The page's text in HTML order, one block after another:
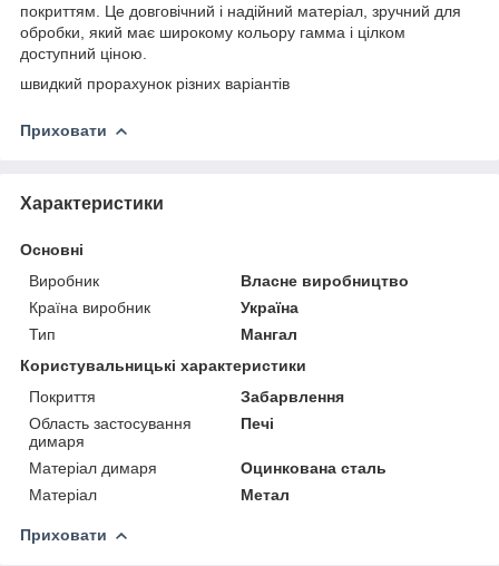
покриттям. Це довговічний і надійний матеріал, зручний для
обробки, який має широкому кольору гамма і цілком
доступний ціною.
швидкий прорахунок різних варіантів
Приховати
Характеристики
Основні
Виробник
Власне виробництво
Країна виробник
Україна
Тип
Мангал
Користувальницькі характеристики
Покриття
Забарвлення
Область застосування
димаря
Печі
Матеріал димаря
Оцинкована сталь
Матеріал
Метал
Приховати